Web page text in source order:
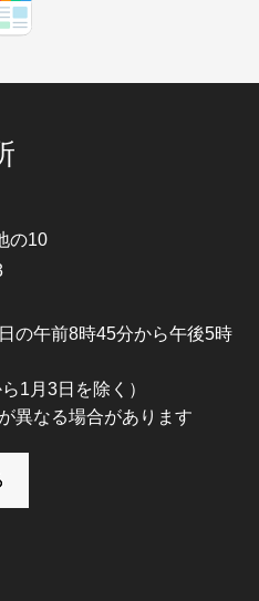
の10
の午前8時45分から午後5時
1月3日を除く）
異なる場合があります